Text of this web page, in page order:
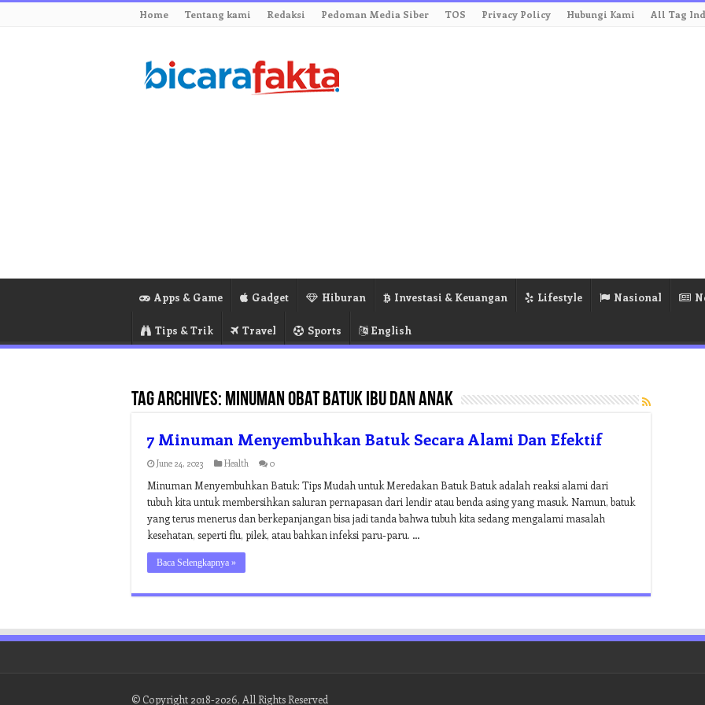
Home Tentang kami Redaksi Pedoman Media Siber TOS Privacy Policy Hubungi Kami All Tag
Apps & Game Gadget Hiburan Investasi & Keuangan Lifestyle Nasional
Tips & Trik Travel Sports English
Tag Archives: minuman obat batuk ibu dan anak
7 Minuman Menyembuhkan Batuk Secara Alami Dan Efektif
June 24, 2023 Health 0
Minuman Menyembuhkan Batuk: Tips Mudah untuk Meredakan Batuk Batuk adalah reaksi alami dari
tubuh kita untuk membersihkan saluran pernapasan dari lendir atau benda asing yang masuk. Namun, batuk
yang terus menerus dan berkepanjangan bisa jadi tanda bahwa tubuh kita sedang mengalami masalah
kesehatan, seperti flu, pilek, atau bahkan infeksi paru-paru. …
Baca Selengkapnya »
© Copyright 2018-2026, All Rights Reserved